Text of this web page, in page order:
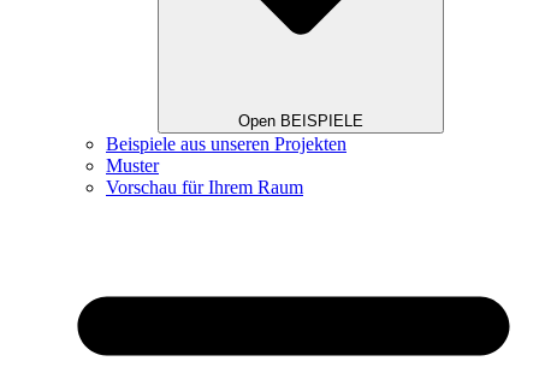
Open BEISPIELE
Beispiele aus unseren Projekten
Muster
Vorschau für Ihrem Raum